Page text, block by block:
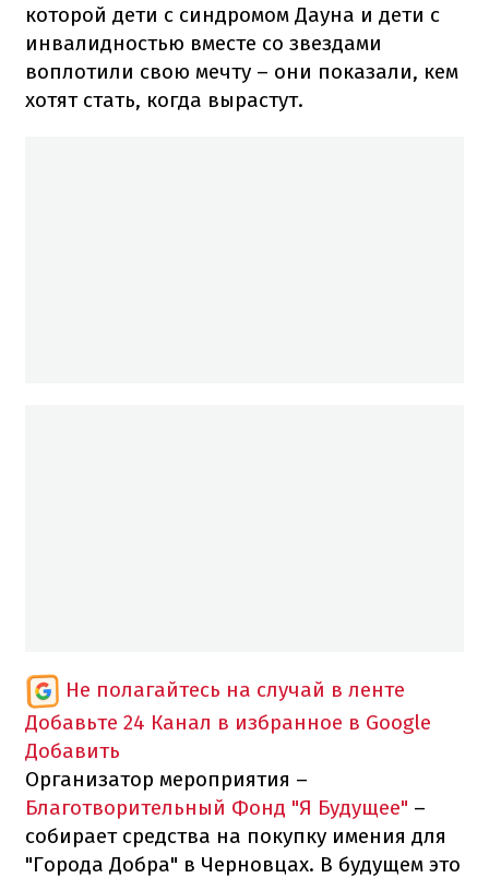
которой дети с синдромом Дауна и дети с
инвалидностью вместе со звездами
воплотили свою мечту – они показали, кем
хотят стать, когда вырастут.
Не полагайтесь на случай в ленте
Добавьте 24 Канал в избранное в Google
Добавить
Организатор мероприятия –
Благотворительный Фонд "Я Будущее" –
собирает средства на покупку имения для
"Города Добра" в Черновцах. В будущем это